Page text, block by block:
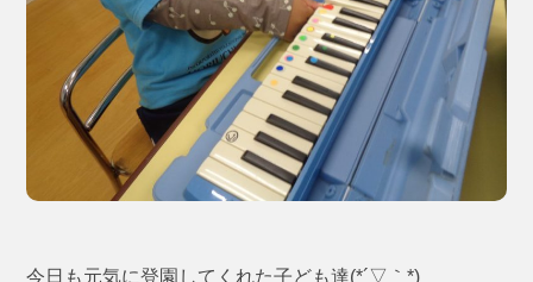
今日も元気に登園してくれた子ども達(*´▽｀*)